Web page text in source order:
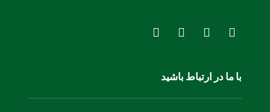
با ما در ارتباط باشید